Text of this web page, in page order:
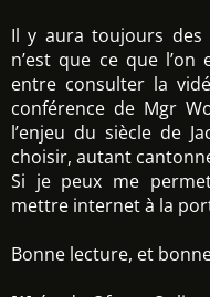
Il y aura toujours des
n’est que ce que
entre consulter la
conférence de Mgr
l’enjeu du siècle de
choisir, autant
Si je peux me
mettre internet à la
Bonne lecture, et